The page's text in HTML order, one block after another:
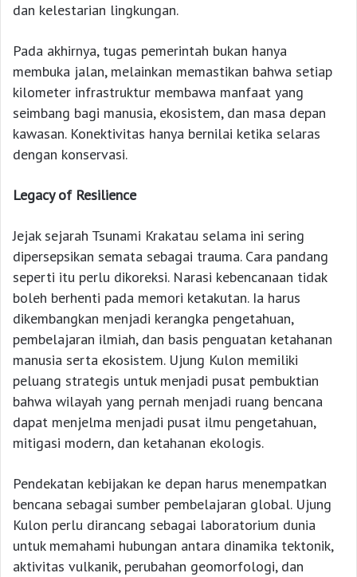
dan kelestarian lingkungan.
Pada akhirnya, tugas pemerintah bukan hanya
membuka jalan, melainkan memastikan bahwa setiap
kilometer infrastruktur membawa manfaat yang
seimbang bagi manusia, ekosistem, dan masa depan
kawasan. Konektivitas hanya bernilai ketika selaras
dengan konservasi.
Legacy of Resilience
Jejak sejarah Tsunami Krakatau selama ini sering
dipersepsikan semata sebagai trauma. Cara pandang
seperti itu perlu dikoreksi. Narasi kebencanaan tidak
boleh berhenti pada memori ketakutan. Ia harus
dikembangkan menjadi kerangka pengetahuan,
pembelajaran ilmiah, dan basis penguatan ketahanan
manusia serta ekosistem. Ujung Kulon memiliki
peluang strategis untuk menjadi pusat pembuktian
bahwa wilayah yang pernah menjadi ruang bencana
dapat menjelma menjadi pusat ilmu pengetahuan,
mitigasi modern, dan ketahanan ekologis.
Pendekatan kebijakan ke depan harus menempatkan
bencana sebagai sumber pembelajaran global. Ujung
Kulon perlu dirancang sebagai laboratorium dunia
untuk memahami hubungan antara dinamika tektonik,
aktivitas vulkanik, perubahan geomorfologi, dan